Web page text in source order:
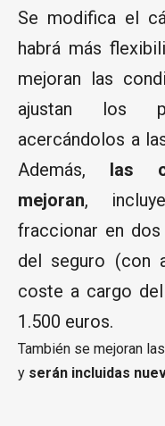
Se modifica el
habrá más
mejoran las
ajustan los
acercándolos a
Además, las
mejoran,
fraccionar en
del seguro (con
coste a cargo
1.500 euros.
También se mejoran
y serán incluidas